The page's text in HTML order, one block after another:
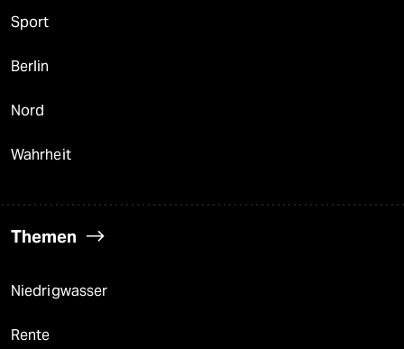
Sport
Berlin
Nord
Wahrheit
Themen
Niedrigwasser
Rente